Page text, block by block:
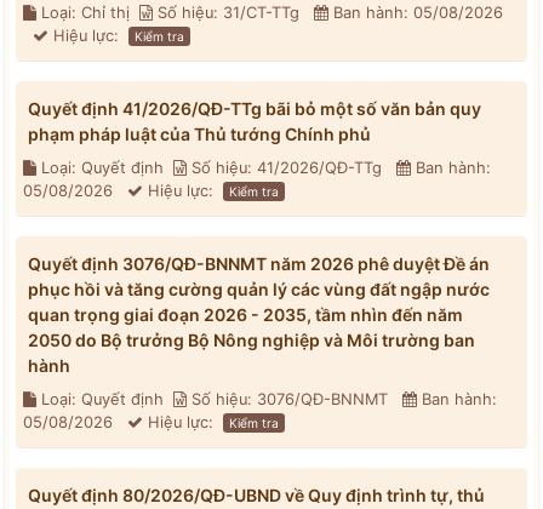
Loại: Chỉ thị Số hiệu: 31/CT-TTg
Ban hành: 05/08/2026
Hiệu lực:
Kiểm tra
Quyết định 41/2026/QĐ-TTg bãi bỏ một số văn bản quy
phạm pháp luật của Thủ tướng Chính phủ
Loại: Quyết định Số hiệu: 41/2026/QĐ-TTg
Ban hành:
05/08/2026
Hiệu lực: Kiểm tra
Quyết định 3076/QĐ-BNNMT năm 2026 phê duyệt Đề án
phục hồi và tăng cường quản lý các vùng đất ngập nước
quan trọng giai đoạn 2026 - 2035, tầm nhìn đến năm
2050 do Bộ trưởng Bộ Nông nghiệp và Môi trường ban
hành
Loại: Quyết định Số hiệu: 3076/QĐ-BNNMT
Ban hành:
05/08/2026
Hiệu lực: Kiểm tra
Quyết định 80/2026/QĐ-UBND về Quy định trình tự, thủ